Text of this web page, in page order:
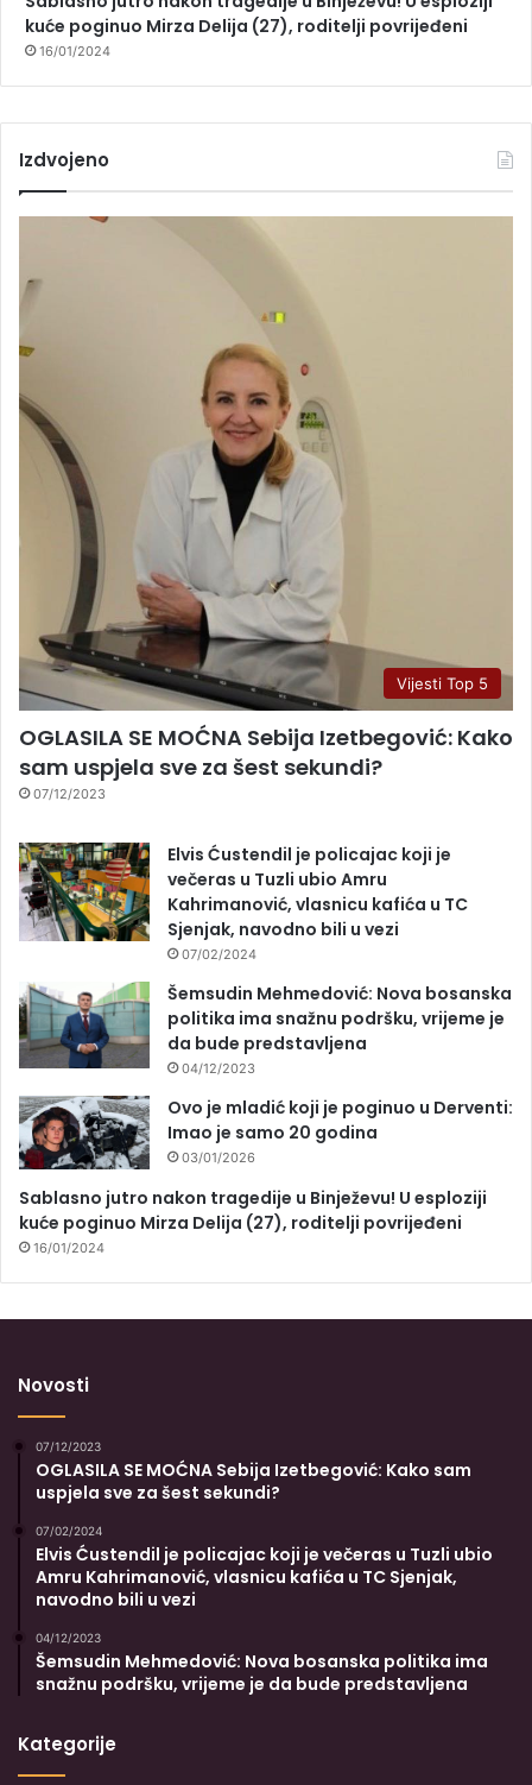
kuće poginuo Mirza Delija (27), roditelji povrijeđeni
16/01/2024
Izdvojeno
Vijesti Top 5
OGLASILA SE MOĆNA Sebija Izetbegović: Kako
sam uspjela sve za šest sekundi?
07/12/2023
Elvis Ćustendil je policajac koji je
večeras u Tuzli ubio Amru
Kahrimanović, vlasnicu kafića u TC
Sjenjak, navodno bili u vezi
07/02/2024
Šemsudin Mehmedović: Nova bosanska
politika ima snažnu podršku, vrijeme je
da bude predstavljena
04/12/2023
Ovo je mladić koji je poginuo u Derventi:
Imao je samo 20 godina
03/01/2026
Sablasno jutro nakon tragedije u Binježevu! U esploziji
kuće poginuo Mirza Delija (27), roditelji povrijeđeni
16/01/2024
Novosti
07/12/2023
OGLASILA SE MOĆNA Sebija Izetbegović: Kako sam
uspjela sve za šest sekundi?
07/02/2024
Elvis Ćustendil je policajac koji je večeras u Tuzli ubio
Amru Kahrimanović, vlasnicu kafića u TC Sjenjak,
navodno bili u vezi
04/12/2023
Šemsudin Mehmedović: Nova bosanska politika ima
snažnu podršku, vrijeme je da bude predstavljena
Kategorije